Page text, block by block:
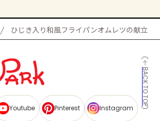
ひじき入り和風フライパンオムレツの献立
BACK TO TOP
Youtube Pinterest Instagram